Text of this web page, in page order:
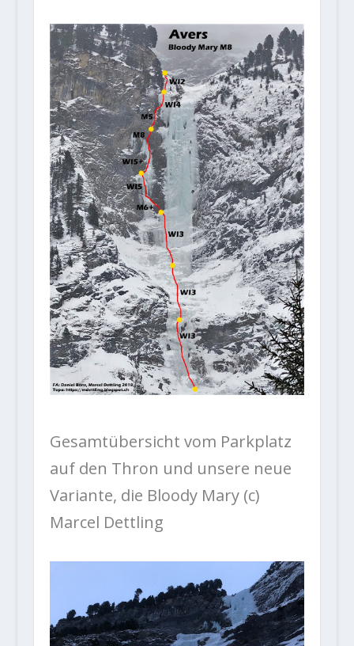
Gesamtübersicht vom Parkplatz
auf den Thron und unsere neue
Variante, die Bloody Mary (c)
Marcel Dettling